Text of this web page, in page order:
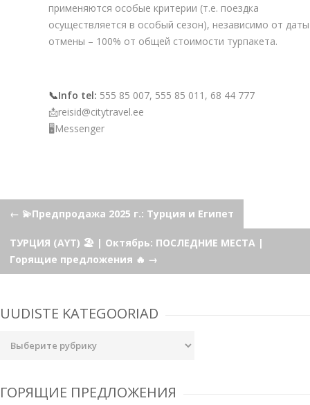
применяются особые критерии (т.е. поездка
осуществляется в особый сезон), независимо от даты
отмены – 100% от общей стоимости турпакета.
📞Info tel: 555 85 007, 555 85 011, 68 44 777
📩reisid@citytravel.ee
🖥Messenger
Навигация
по
← 💫Предпродажа 2025 г.: Турция и Египет
ТУРЦИЯ (AYT) 🏖 | Октябрь: ПОСЛЕДНИЕ МЕСТА |
Горящие предложения 🔥 →
UUDISTE KATEGOORIAD
kategooriad
ГОРЯЩИЕ ПРЕДЛОЖЕНИЯ